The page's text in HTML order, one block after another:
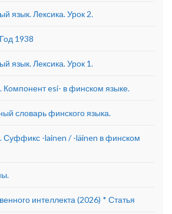
язык. Лексика. Урок 2.
1938
язык. Лексика. Урок 1.
Компонент esi- в финском языке.
словарь финского языка.
Суффикс -lainen / -läinen в финском
интеллекта (2026) * Статья